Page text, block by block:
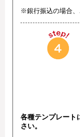
※銀行振込の場合、
各種テンプレート
さい。